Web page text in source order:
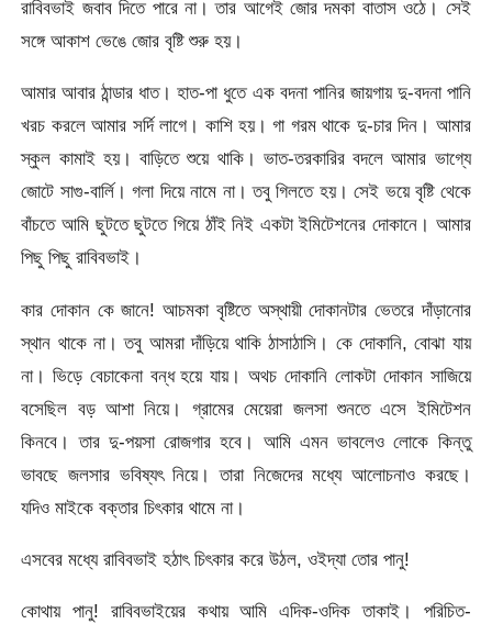
রাবিবভাই জবাব দিতে পারে না। তার আগেই জোর দমকা বাতাস ওঠে। সেই
সঙ্গে আকাশ ভেঙে জোর বৃষ্টি শুরু হয়।
আমার আবার ঠান্ডার ধাত। হাত-পা ধুতে এক বদনা পানির জায়গায় দু-বদনা পানি
খরচ করলে আমার সর্দি লাগে। কাশি হয়। গা গরম থাকে দু-চার দিন। আমার
স্কুল কামাই হয়। বাড়িতে শুয়ে থাকি। ভাত-তরকারির বদলে আমার ভাগ্যে
জোটে সাগু-বার্লি। গলা দিয়ে নামে না। তবু গিলতে হয়। সেই ভয়ে বৃষ্টি থেকে
বাঁচতে আমি ছুটতে ছুটতে গিয়ে ঠাঁই নিই একটা ইমিটেশনের দোকানে। আমার
পিছু পিছু রাবিবভাই।
কার দোকান কে জানে! আচমকা বৃষ্টিতে অস্থায়ী দোকানটার ভেতরে দাঁড়ানোর
স্থান থাকে না। তবু আমরা দাঁড়িয়ে থাকি ঠাসাঠাসি। কে দোকানি, বোঝা যায়
না। ভিড়ে বেচাকেনা বন্ধ হয়ে যায়। অথচ দোকানি লোকটা দোকান সাজিয়ে
বসেছিল বড় আশা নিয়ে। গ্রামের মেয়েরা জলসা শুনতে এসে ইমিটেশন
কিনবে। তার দু-পয়সা রোজগার হবে। আমি এমন ভাবলেও লোকে কিন্তু
ভাবছে জলসার ভবিষ্যৎ নিয়ে। তারা নিজেদের মধ্যে আলোচনাও করছে।
যদিও মাইকে বক্তার চিৎকার থামে না।
এসবের মধ্যে রাবিবভাই হঠাৎ চিৎকার করে উঠল, ওইদ্যা তোর পানু!
কোথায় পানু! রাবিবভাইয়ের কথায় আমি এদিক-ওদিক তাকাই। পরিচিত-